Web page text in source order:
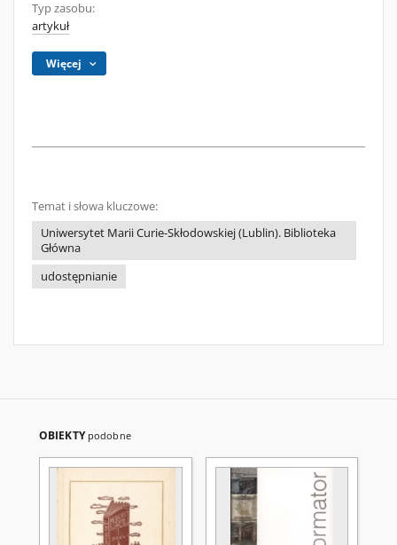
Typ zasobu:
artykuł
Więcej
Temat i słowa kluczowe:
Uniwersytet Marii Curie-Skłodowskiej (Lublin). Biblioteka
Główna
udostępnianie
OBIEKTY podobne